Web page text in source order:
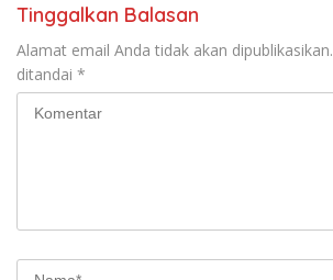
Tinggalkan Balasan
Alamat email Anda tidak akan dipublikasikan.
ditandai *